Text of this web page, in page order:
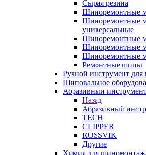
Сырая резина
Шиноремонтные
Шиноремонтные
универсальные
Шиноремонтные
Шиноремонтные
Шиноремонтные
Ремонтные шипы
Ручной инструмент
Шиповальное
Абразивный инструмент
Назад
Абразивный
TECH
CLIPPER
ROSSVIK
Другие
Химия для